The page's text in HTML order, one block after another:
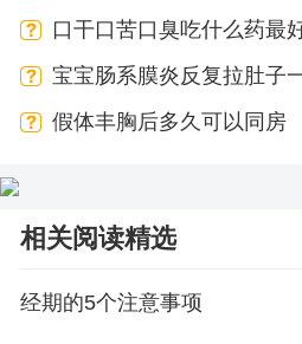
口干口苦口臭吃什么药最
宝宝肠系膜炎反复拉肚子
办
假体丰胸后多久可以同房
相关阅读精选
经期的5个注意事项